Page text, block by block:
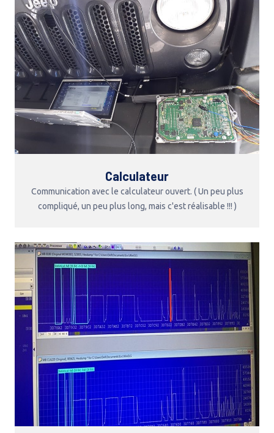
Calculateur
Communication avec le calculateur ouvert. ( Un peu plus
compliqué, un peu plus long, mais c'est réalisable !!! )